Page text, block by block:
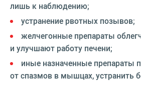
лишь к наблюдению;
устранение рвотных позывов;
желчегонные препараты
и улучшают работу печени;
иные назначенные препараты
от спазмов в мышцах, устранить